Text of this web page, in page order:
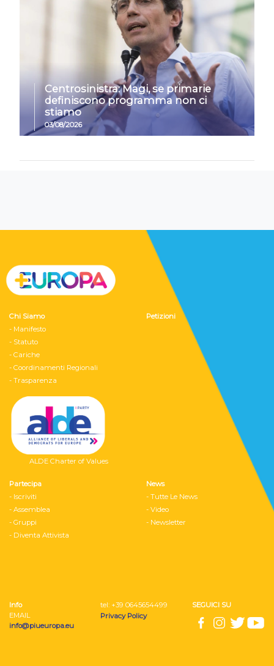
Centrosinistra: Magi, se primarie
definiscono programma non ci
stiamo
03/08/2026
Chi Siamo
- Manifesto
- Statuto
- Cariche
- Coordinamenti Regionali
- Trasparenza
ALDE Charter of Values
Petizioni
Partecipa
- Iscriviti
- Assemblea
- Gruppi
- Diventa Attivista
News
- Tutte Le News
- Video
- Newsletter
Info
EMAIL
info@piueuropa.eu
tel: ‭+39 0645654499
Privacy Policy
SEGUICI SU